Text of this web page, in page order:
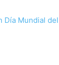
Día Mundial